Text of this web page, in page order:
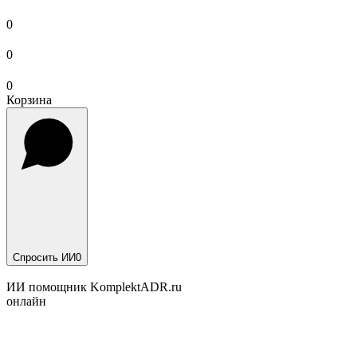
0
0
0
Корзина
Спросить ИИ0
ИИ помощник KomplektADR.ru
онлайн